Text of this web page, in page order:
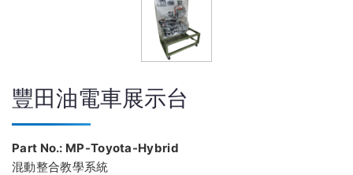
豐田油電車展示台
Part No.: MP-Toyota-Hybrid
混動整合教學系統